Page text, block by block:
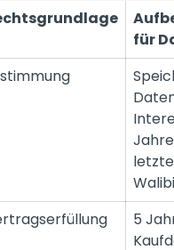
für
Walibi
5